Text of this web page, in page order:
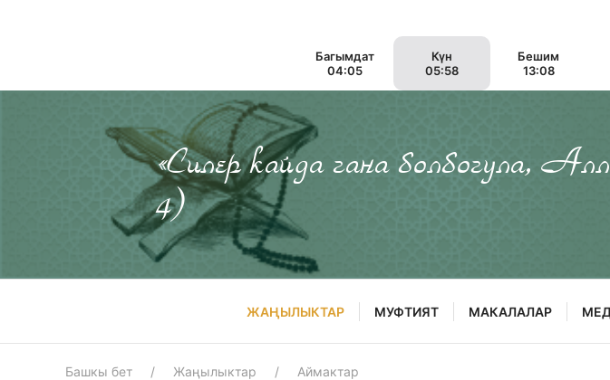
Багымдат
04:05
Күн
05:58
Бешим
13:08
«Силер кайда гана болбогула,
4)
ЖАҢЫЛЫКТАР МУФТИЯТ МАКАЛАЛАР
Башкы бет Жаңылыктар Аймактар